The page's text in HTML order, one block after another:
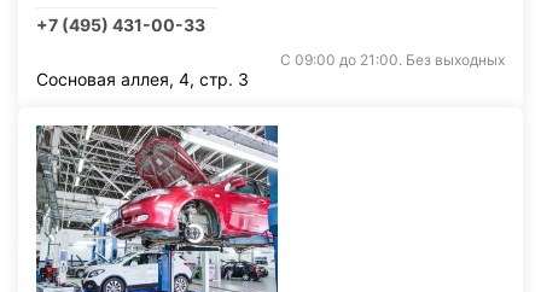
+7 (495) 431-00-33
С 09:00 до 21:00. Без выходных
Сосновая аллея, 4, стр. 3